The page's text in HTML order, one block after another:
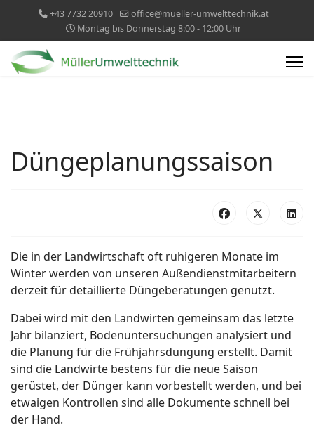
+43 7732 20910
office@mueller-umwelttechnik.at
Montag bis Donnerstag 8:00 - 12:00 Uhr
Düngeplanungssaison
Die in der Landwirtschaft oft ruhigeren Monate im
Winter werden von unseren Außendienstmitarbeitern
derzeit für detaillierte Düngeberatungen genutzt.
Dabei wird mit den Landwirten gemeinsam das letzte
Jahr bilanziert, Bodenuntersuchungen analysiert und
die Planung für die Frühjahrsdüngung erstellt. Damit
sind die Landwirte bestens für die neue Saison
gerüstet, der Dünger kann vorbestellt werden, und bei
etwaigen Kontrollen sind alle Dokumente schnell bei
der Hand.